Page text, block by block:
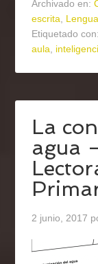
Archivado en:
escrita
Lengua
Etiquetado
aula
La
agua
2 junio, 2017